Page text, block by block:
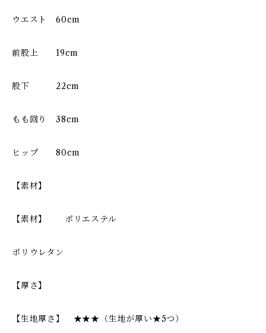
ウエスト 60cm
前股上 19cm
股下 22cm
もも回り 38cm
ヒップ 80cm
【素材】
【素材】 ポリエステル
ポリウレタン
【厚さ】
【生地厚さ】 ★★★（生地が厚い★5つ）